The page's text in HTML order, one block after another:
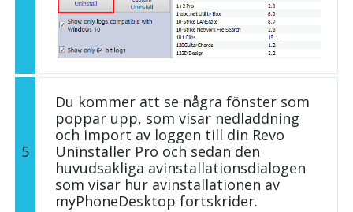
5
Du kommer att se några fönster som
poppar upp, som visar nedladdning
och import av loggen till din Revo
Uninstaller Pro och sedan den
huvudsakliga avinstallationsdialogen
som visar hur avinstallationen av
myPhoneDesktop fortskrider.